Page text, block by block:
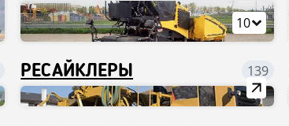
10
РЕСАЙКЛЕРЫ 139